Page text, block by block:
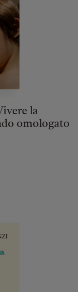
la
omologato